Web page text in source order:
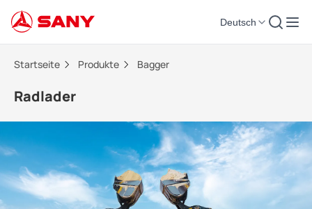
Deutsch
Radlader | Bagger
Startseite Produkte Bagger
Radlader